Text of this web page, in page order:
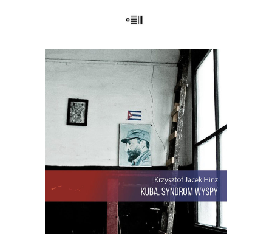
[EBOOK] Krzysztof Jacek Hinz –
KUBA. SYNDROM WYSPY
Krzysztof Jacek Hinz rozpoczyna swoją
opowieść o Kubie w dniu, w którym
obudził go telewizyjny komunikat, że
oto został wrogiem rewolucji.
Paszkwilancki wstępniak o polskim
dyplomacie napisał w „Granmie” sam
Fidel… Kuba. Syndrom wyspy to
reporterska książka o wyspie Fidela […]